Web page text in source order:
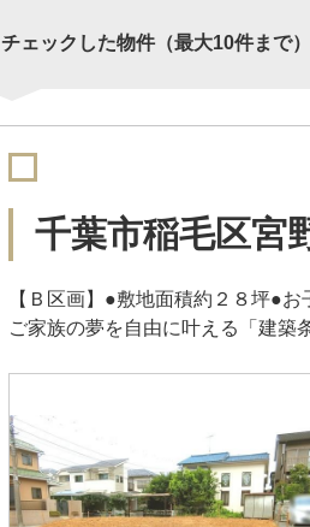
チェックした物件（最大10件まで
千葉市稲毛区
【Ｂ区画】●敷地面積約２８坪●
ご家族の夢を自由に叶える「建築